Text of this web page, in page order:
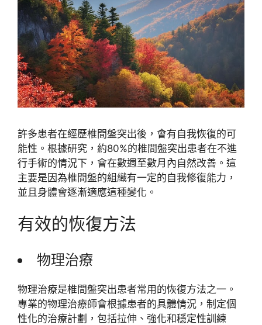
許多患者在經歷椎間盤突出後，會有自我恢復的可
能性。根據研究，約80%的椎間盤突出患者在不進
行手術的情況下，會在數週至數月內自然改善。這
主要是因為椎間盤的組織有一定的自我修復能力，
並且身體會逐漸適應這種變化。
有效的恢復方法
物理治療
物理治療是椎間盤突出患者常用的恢復方法之一。
專業的物理治療師會根據患者的具體情況，制定個
性化的治療計劃，包括拉伸、強化和穩定性訓練